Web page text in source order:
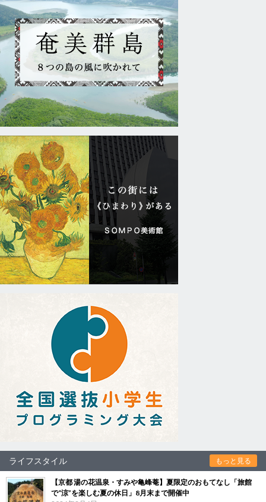
ライフスタイル もっと見る
【京都 湯の花温泉・すみや亀峰菴】夏限定のおもてなし「旅館
で“涼”を楽しむ夏の休日」8月末まで開催中